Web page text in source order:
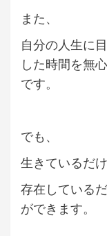
また、
自分の人生に
した時間を無
です。
でも、
生きているだ
存在している
ができます。